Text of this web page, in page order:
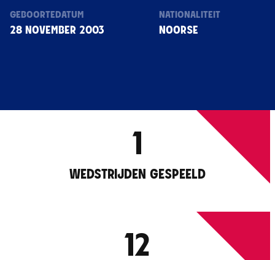
GEBOORTEDATUM
28 NOVEMBER 2003
NATIONALITEIT
NOORSE
1
WEDSTRIJDEN GESPEELD
12